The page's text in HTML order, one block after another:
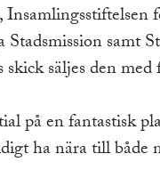
samt
säljes den
på en fantastisk
ha nära till både